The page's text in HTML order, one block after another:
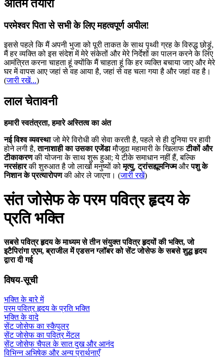
अंतिम तैयारी
परमेश्वर पिता से सभी के लिए महत्वपूर्ण अपील!
इससे पहले कि मैं अपनी भुजा को पूरी ताकत के साथ पृथ्वी ग्रह के विरुद्ध छोड़ूं,
मैं हर व्यक्ति को इस संदेश में मेरे संकेतों और मेरे निर्देशों का पालन करने के लिए
आमंत्रित करना चाहता हूं क्योंकि मैं चाहता हूं कि हर व्यक्ति बचाया जाए और मेरे
घर में वापस आए जहां से वह आया है, जहां से वह चला गया है और जहां वह है।
(जारी रखें...)
लाल चेतावनी
हमारी स्वतंत्रता, हमारे अस्तित्व का अंत
नई विश्व व्यवस्थाजो मेरे विरोधी की सेवा करती है, पहले से ही दुनिया पर हावी
होने लगी है,तानाशाही का उसका एजेंडामौजूदा महामारी के खिलाफटीकों और
टीकाकरणकी योजना के साथ शुरू हुआ; ये टीके समाधान नहीं हैं, बल्कि
नरसंहारकी शुरुआत है जो लाखों मनुष्यों कोमृत्यु,ट्रांसह्यूमनिज्मऔरपशु के
निशान के प्रत्यारोपणकी ओर ले जाएगा। (जारी रखें)
संत जोसेफ के परम पवित्र हृदय के
प्रति भक्ति
सबसे पवित्र हृदय के माध्यम से तीन संयुक्त पवित्र हृदयों की भक्ति, जो
इटैपिरांगा एएम, ब्राजील में एडसन ग्लॉबर को सेंट जोसेफ के सबसे शुद्ध हृदय
द्वारा दी गई
विषय-सूची
भक्ति के बारे में
परम पवित्र हृदय के प्रति भक्ति
भक्ति के वादे
सेंट जोसेफ का स्कैपुलर
सेंट जोसेफ का पवित्र मेंटल
सेंट जोसेफ चैपल के सात दुख और आनंद
विभिन्न अभिषेक और अन्य प्रार्थनाएँ